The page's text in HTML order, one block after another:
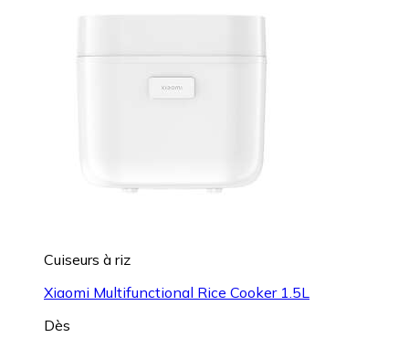
Cuiseurs à riz
Xiaomi Multifunctional Rice Cooker 1.5L
Dès